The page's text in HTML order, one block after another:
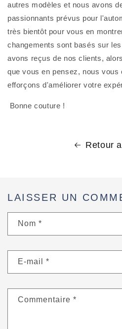
autres modèles et nous avons
passionnants prévus pour
très bientôt pour vous en
changements sont basés sur
avons reçus de nos clients,
que vous en pensez, nous vous
efforçons d'améliorer votre
Bonne couture !
Retour
LAISSER UN
Nom *
E-mail *
Commentaire *